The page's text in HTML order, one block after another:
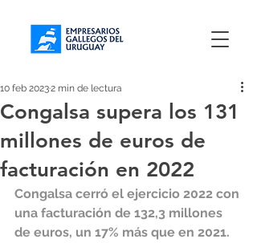
Congalsa supera los 131
millones de euros de
facturación en 2022
10 feb 20232 min de lectura
Congalsa cerró el ejercicio 2022 con
una facturación de 132,3 millones
de euros, un 17% más que en 2021.